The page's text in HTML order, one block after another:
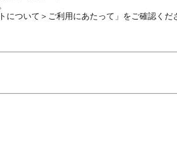
ついて＞ご利用にあたって」をご確認くだ